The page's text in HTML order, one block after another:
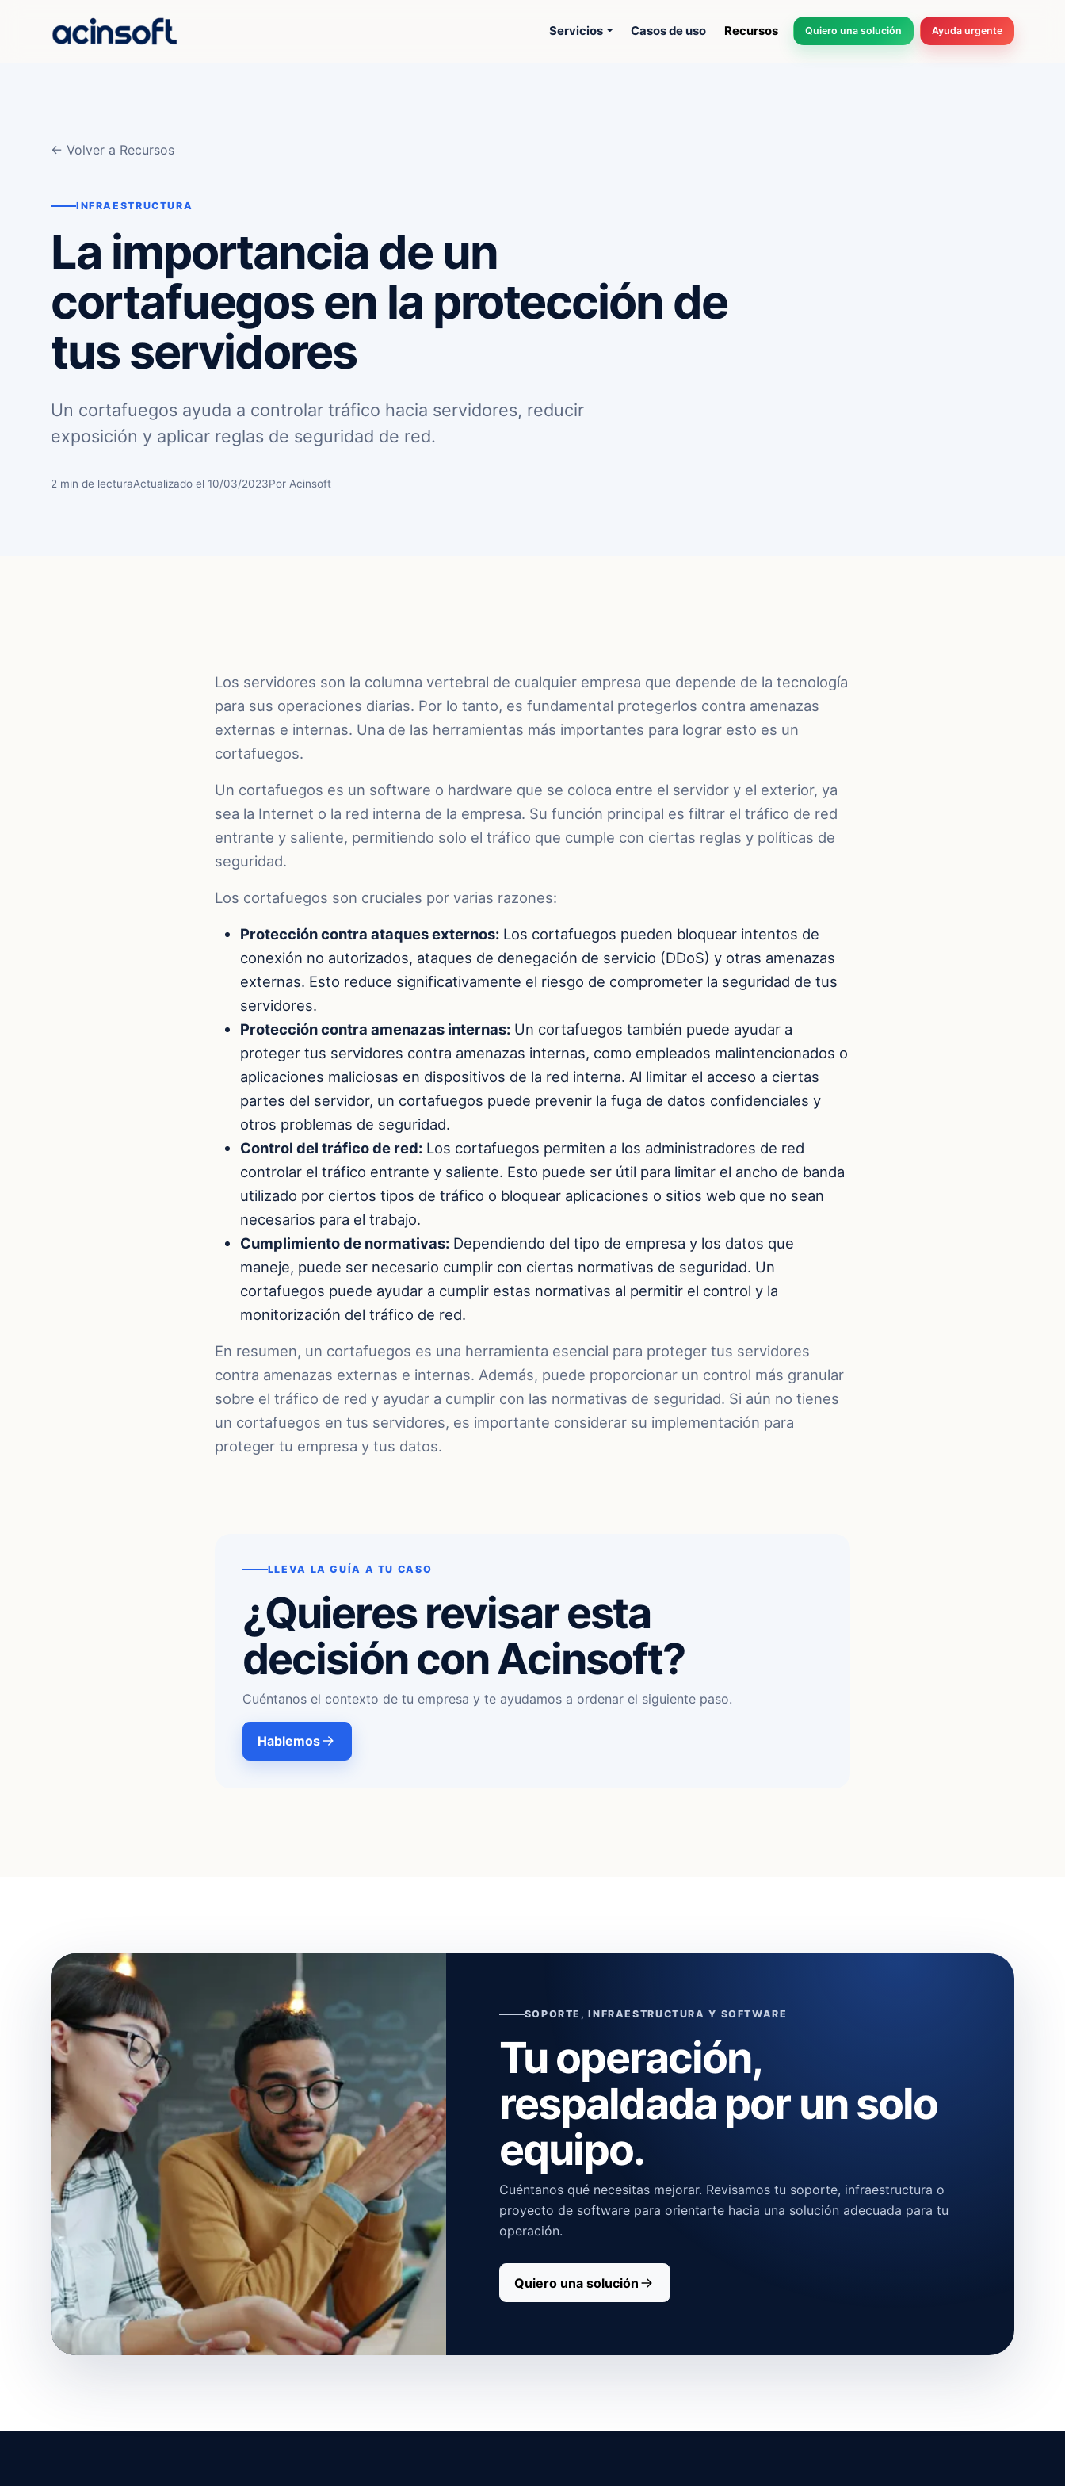
Servicios Casos de uso Recursos Quiero una solución Ayuda urgente
← Volver a Recursos
INFRAESTRUCTURA
La importancia de un
cortafuegos en la protección de
tus servidores
Un cortafuegos ayuda a controlar tráfico hacia servidores, reducir
exposición y aplicar reglas de seguridad de red.
2 min de lecturaActualizado el 10/03/2023Por Acinsoft
Los servidores son la columna vertebral de cualquier empresa que depende de la tecnología
para sus operaciones diarias. Por lo tanto, es fundamental protegerlos contra amenazas
externas e internas. Una de las herramientas más importantes para lograr esto es un
cortafuegos.
Un cortafuegos es un software o hardware que se coloca entre el servidor y el exterior, ya
sea la Internet o la red interna de la empresa. Su función principal es filtrar el tráfico de red
entrante y saliente, permitiendo solo el tráfico que cumple con ciertas reglas y políticas de
seguridad.
Los cortafuegos son cruciales por varias razones:
Protección contra ataques externos:Los cortafuegos pueden bloquear intentos de
conexión no autorizados, ataques de denegación de servicio (DDoS) y otras amenazas
externas. Esto reduce significativamente el riesgo de comprometer la seguridad de tus
servidores.
Protección contra amenazas internas:Un cortafuegos también puede ayudar a
proteger tus servidores contra amenazas internas, como empleados malintencionados o
aplicaciones maliciosas en dispositivos de la red interna. Al limitar el acceso a ciertas
partes del servidor, un cortafuegos puede prevenir la fuga de datos confidenciales y
otros problemas de seguridad.
Control del tráfico de red:Los cortafuegos permiten a los administradores de red
controlar el tráfico entrante y saliente. Esto puede ser útil para limitar el ancho de banda
utilizado por ciertos tipos de tráfico o bloquear aplicaciones o sitios web que no sean
necesarios para el trabajo.
Cumplimiento de normativas:Dependiendo del tipo de empresa y los datos que
maneje, puede ser necesario cumplir con ciertas normativas de seguridad. Un
cortafuegos puede ayudar a cumplir estas normativas al permitir el control y la
monitorización del tráfico de red.
En resumen, un cortafuegos es una herramienta esencial para proteger tus servidores
contra amenazas externas e internas. Además, puede proporcionar un control más granular
sobre el tráfico de red y ayudar a cumplir con las normativas de seguridad. Si aún no tienes
un cortafuegos en tus servidores, es importante considerar su implementación para
proteger tu empresa y tus datos.
LLEVA LA GUÍA A TU CASO
¿Quieres revisar esta
decisión con Acinsoft?
Cuéntanos el contexto de tu empresa y te ayudamos a ordenar el siguiente paso.
Hablemos
SOPORTE, INFRAESTRUCTURA Y SOFTWARE
Tu operación,
respaldada por un solo
equipo.
Cuéntanos qué necesitas mejorar. Revisamos tu soporte, infraestructura o
proyecto de software para orientarte hacia una solución adecuada para tu
operación.
Quiero una solución